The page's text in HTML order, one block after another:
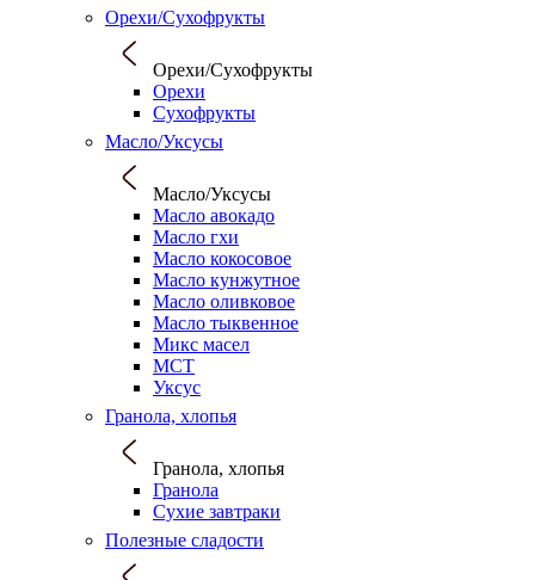
Орехи/Сухофрукты
Орехи/Сухофрукты
Орехи
Сухофрукты
Масло/Уксусы
Масло/Уксусы
Масло авокадо
Масло гхи
Масло кокосовое
Масло кунжутное
Масло оливковое
Масло тыквенное
Микс масел
МСТ
Уксус
Гранола, хлопья
Гранола, хлопья
Гранола
Сухие завтраки
Полезные сладости